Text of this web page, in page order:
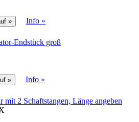
Info »
Endstück groß
Info »
mit 2 Schaftstangen, Länge angeben